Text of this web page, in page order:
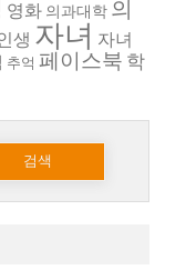
영화 의과대학 의
생 자녀 자녀
추억 페이스북 학